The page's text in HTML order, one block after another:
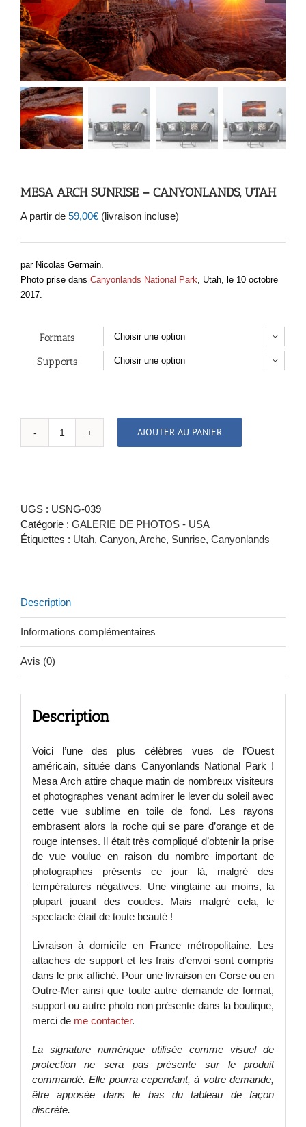
MESA ARCH SUNRISE – CANYONLANDS, UTAH
A partir de 59,00€ (livraison incluse)
par Nicolas Germain.
Photo prise dans Canyonlands National Park , Utah, le 10 octobre
2017.
Formats 
Supports 
quantité
-
CANYONLANDS,
UTAH
AJOUTER AU PANIER
UGS : USNG-039
Catégorie : GALERIE DE PHOTOS - USA
Étiquettes : Utah, Canyon, Arche, Sunrise, Canyonlands
Description
Informations complémentaires
Avis (0)
Description
Voici l’une des plus célèbres vues de l’Ouest
américain, située dans Canyonlands National Park !
Mesa Arch attire chaque matin de nombreux visiteurs
et photographes venant admirer le lever du soleil avec
cette vue sublime en toile de fond. Les rayons
embrasent alors la roche qui se pare d’orange et de
rouge intenses. Il était très compliqué d’obtenir la prise
de vue voulue en raison du nombre important de
photographes présents ce jour là, malgré des
températures négatives. Une vingtaine au moins, la
plupart jouant des coudes. Mais malgré cela, le
spectacle était de toute beauté !
Livraison à domicile en France métropolitaine. Les
attaches de support et les frais d’envoi sont compris
dans le prix affiché. Pour une livraison en Corse ou en
Outre-Mer ainsi que toute autre demande de format,
support ou autre photo non présente dans la boutique,
merci de me contacter.
La signature numérique utilisée comme visuel de
protection ne sera pas présente sur le produit
commandé. Elle pourra cependant, à votre demande,
être apposée dans le bas du tableau de façon
discrète.